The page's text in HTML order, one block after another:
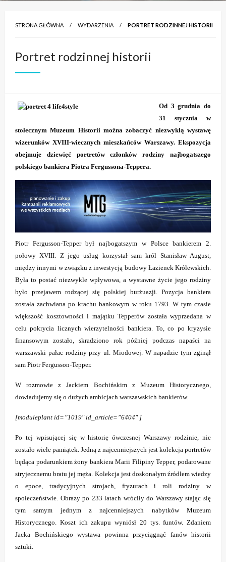
STRONA GŁÓWNA WYDARZENIA PORTRET RODZINNEJ HISTORII
Portret rodzinnej historii
Od 3 grudnia do
31 stycznia w
stołecznym Muzeum Historii można zobaczyć niezwykłą wystawę
wizerunków XVIII-wiecznych mieszkańców Warszawy. Ekspozycja
obejmuje dziewięć portretów członków rodziny najbogatszego
polskiego bankiera Piotra Fergussona-Teppera.
Piotr Fergusson-Tepper był najbogatszym w Polsce bankierem 2.
połowy XVIII. Z jego usług korzystał sam król Stanisław August,
między innymi w związku z inwestycją budowy Łazienek Królewskich.
Była to postać niezwykle wpływowa, a wystawne życie jego rodziny
było przejawem rodzącej się polskiej burżuazji. Pozycja bankiera
została zachwiana po krachu bankowym w roku 1793. W tym czasie
większość kosztowności i majątku Tepperów została wyprzedana w
celu pokrycia licznych wierzytelności bankiera. To, co po kryzysie
finansowym zostało, skradziono rok później podczas napaści na
warszawski pałac rodziny przy ul. Miodowej. W napadzie tym zginął
sam Piotr Fergusson-Tepper.
W rozmowie z Jackiem Bochińskim z Muzeum Historycznego,
dowiadujemy się o dużych ambicjach warszawskich bankierów.
[moduleplant id=”1019″ id_article=”6404″ ]
Po tej wpisującej się w historię ówczesnej Warszawy rodzinie, nie
zostało wiele pamiątek. Jedną z najcenniejszych jest kolekcja portretów
będąca podarunkiem żony bankiera Marii Filipiny Tepper, podarowane
stryjecznemu bratu jej męża. Kolekcja jest doskonałym źródłem wiedzy
o epoce, tradycyjnych strojach, fryzurach i roli rodziny w
społeczeństwie. Obrazy po 233 latach wróciły do Warszawy stając się
tym samym jednym z najcenniejszych nabytków Muzeum
Historycznego. Koszt ich zakupu wyniósł 20 tys. funtów. Zdaniem
Jacka Bochińskiego wystawa powinna przyciągnąć fanów historii
sztuki.